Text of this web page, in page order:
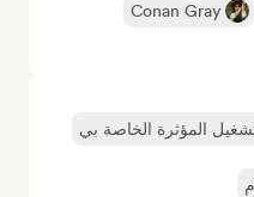
Conan Gray
المؤثرة الخاصة بي